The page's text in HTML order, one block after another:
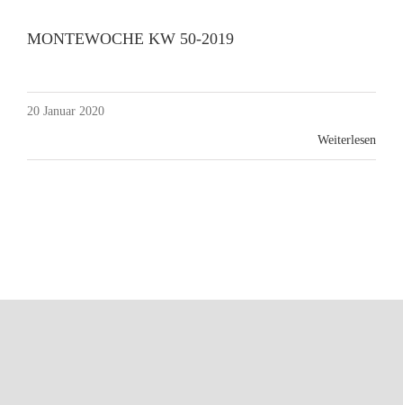
MONTEWOCHE KW 50-2019
20 Januar 2020
Weiterlesen